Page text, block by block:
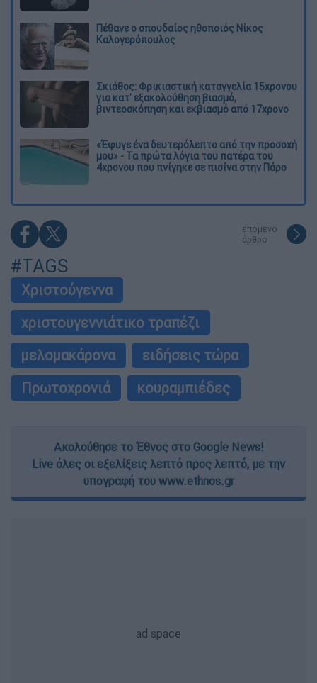
Πέθανε ο σπουδαίος ηθοποιός Νίκος
Καλογερόπουλος
Σκιάθος: Φρικιαστική καταγγελία 15χρονου
για κατ' εξακολούθηση βιασμό,
βιντεοσκόπηση και εκβιασμό από 17χρονο
«Έφυγε ένα δευτερόλεπτο από την προσοχή
μου» - Τα πρώτα λόγια του πατέρα του
4χρονου που πνίγηκε σε πισίνα στην Πάρο
επόμενο
άρθρο
#TAGS
Χριστούγεννα
χριστουγεννιάτικο τραπέζι
μελομακάρονα
ειδήσεις τώρα
Πρωτοχρονιά
κουραμπιέδες
Ακολούθησε το Έθνος στο Google News!
Live όλες οι εξελίξεις λεπτό προς λεπτό, με την
υπογραφή του www.ethnos.gr